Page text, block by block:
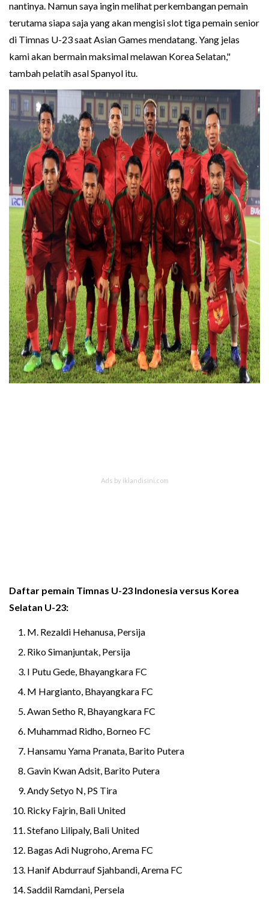
nantinya. Namun saya ingin melihat perkembangan pemain
terutama siapa saja yang akan mengisi slot tiga pemain senior
di Timnas U-23 saat Asian Games mendatang. Yang jelas
kami akan bermain maksimal melawan Korea Selatan,"
tambah pelatih asal Spanyol itu.
Daftar pemain Timnas U-23 Indonesia versus Korea
Selatan U-23:
M. Rezaldi Hehanusa, Persija
Riko Simanjuntak, Persija
I Putu Gede, Bhayangkara FC
M Hargianto, Bhayangkara FC
Awan Setho R, Bhayangkara FC
Muhammad Ridho, Borneo FC
Hansamu Yama Pranata, Barito Putera
Gavin Kwan Adsit, Barito Putera
Andy Setyo N, PS Tira
Ricky Fajrin, Bali United
Stefano Lilipaly, Bali United
Bagas Adi Nugroho, Arema FC
Hanif Abdurrauf Sjahbandi, Arema FC
Saddil Ramdani, Persela